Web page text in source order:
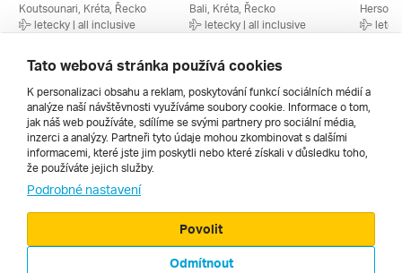
Koutsounari, Kréta, Řecko
letecky | all inclusive
21 990 Kč
Bali, Kréta, Řecko
letecky | all inclusive
19 932 Kč
Všechny
Cestopisy
Tato webová stránka používá cookies
K personalizaci obsahu a reklam, poskytování funkcí sociálních médií a
analýze naší návštěvnosti využíváme soubory cookie. Informace o tom,
jak náš web používáte, sdílíme se svými partnery pro sociální média,
inzerci a analýzy. Partneři tyto údaje mohou zkombinovat s dalšími
informacemi, které jste jim poskytli nebo které získali v důsledku toho,
že používáte jejich služby.
Podrobné nastavení
Odmítnout
Povolit